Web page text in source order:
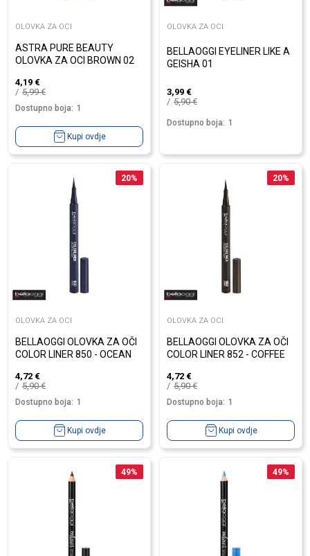
OLOVKA ZA OCI
ASTRA PURE BEAUTY
OLOVKA ZA OCI BROWN 02
4,19 €
5,99€
Dostupno boja: 1
Kupi ovdje
OLOVKA ZA OCI
BELLAOGGI EYELINER LIKE A
GEISHA 01
3,99 €
5,90€
Dostupno boja: 1
20%
OLOVKA ZA OCI
BELLAOGGI OLOVKA ZA OČI
COLOR LINER 850 - OCEAN
4,72 €
5,90€
Dostupno boja: 1
Kupi ovdje
20%
OLOVKA ZA OCI
BELLAOGGI OLOVKA ZA OČI
COLOR LINER 852 - COFFEE
4,72 €
5,90€
Dostupno boja: 1
Kupi ovdje
49% 49%